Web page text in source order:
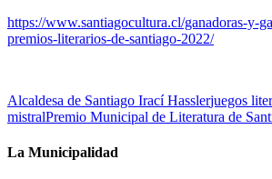
https://www.santiagocultura.cl/ganadoras-y-
premios-literarios-de-santiago-2022/
Alcaldesa de Santiago Irací Hasslerjuegos
mistralPremio Municipal de Literatura de
La Municipalidad